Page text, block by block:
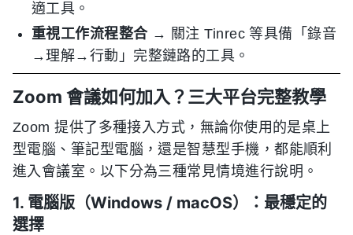
適工具。
重視工作流程整合→ 關注 Tinrec 等具備「錄音
→理解→行動」完整鏈路的工具。
Zoom 會議如何加入？三大平台完整教學
Zoom 提供了多種接入方式，無論你使用的是桌上
型電腦、筆記型電腦，還是智慧型手機，都能順利
進入會議室。以下分為三種常見情境進行說明。
1. 電腦版（Windows / macOS）：最穩定的
選擇